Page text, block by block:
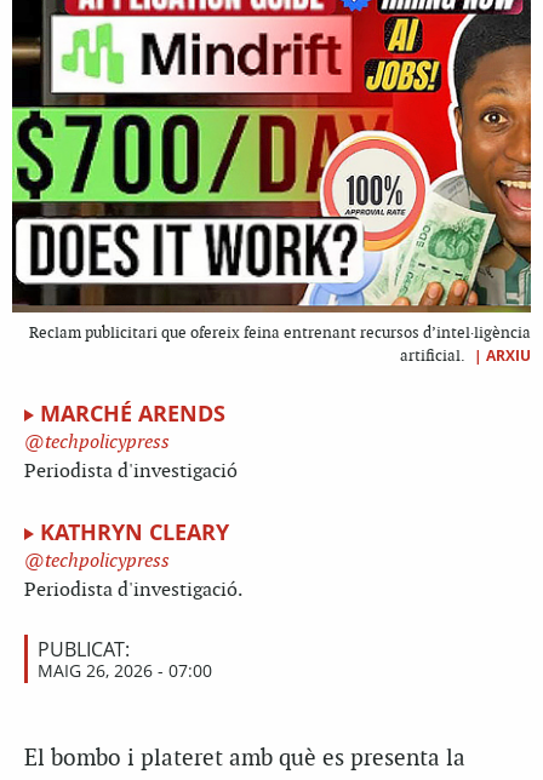
Reclam publicitari que ofereix feina entrenant recursos d’intel·ligència
artificial.
| ARXIU
MARCHÉ ARENDS
techpolicypress
Periodista d'investigació
KATHRYN CLEARY
techpolicypress
Periodista d'investigació.
PUBLICAT:
MAIG 26, 2026 - 07:00
El bombo i plateret amb què es presenta la